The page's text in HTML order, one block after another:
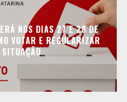
NOS DIAS 27 E 28 DE
VOTAR E REGULARIZAR